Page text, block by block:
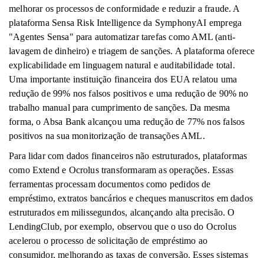
melhorar os processos de conformidade e reduzir a fraude. A
plataforma Sensa Risk Intelligence da SymphonyAI emprega
"Agentes Sensa" para automatizar tarefas como AML (anti-
lavagem de dinheiro) e triagem de sanções. A plataforma oferece
explicabilidade em linguagem natural e auditabilidade total.
Uma importante instituição financeira dos EUA relatou uma
redução de 99% nos falsos positivos e uma redução de 90% no
trabalho manual para cumprimento de sanções. Da mesma
forma, o Absa Bank alcançou uma redução de 77% nos falsos
positivos na sua monitorização de transações AML.
Para lidar com dados financeiros não estruturados, plataformas
como Extend e Ocrolus transformaram as operações. Essas
ferramentas processam documentos como pedidos de
empréstimo, extratos bancários e cheques manuscritos em dados
estruturados em milissegundos, alcançando alta precisão. O
LendingClub, por exemplo, observou que o uso do Ocrolus
acelerou o processo de solicitação de empréstimo ao
consumidor, melhorando as taxas de conversão. Esses sistemas